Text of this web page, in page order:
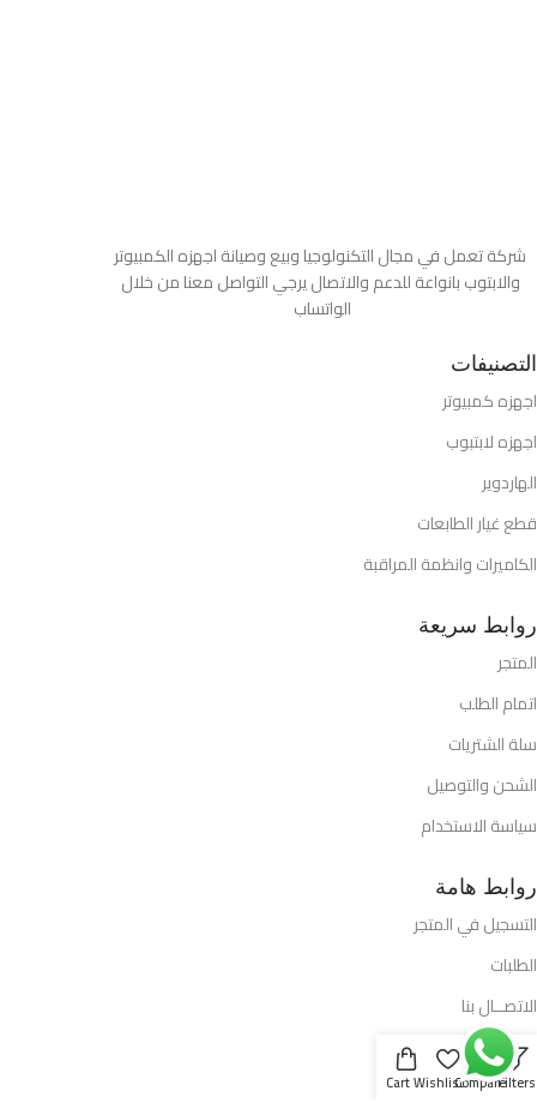
شركة تعمل في مجال التكنولوجيا وبيع وصيانة اجهزه الكمبيوتر
والابتوب بانواعة للدعم والاتصال يرجي التواصل معنا من خلال
الواتساب
التصنيفات
اجهزه كمبيوتر
اجهزه لابتبوب
الهاردوير
قطع غيار الطابعات
الكاميرات وانظمة المراقبة
روابط سريعة
المتجر
اتمام الطلب
سلة الشتريات
الشحن والتوصيل
سياسة الاستخدام
روابط هامة
التسجيل في المتجر
الطلبات
الاتصــال بنا
افضل العروض
تفاصيل الحساب
Filters
Compare
Wishlist
Cart